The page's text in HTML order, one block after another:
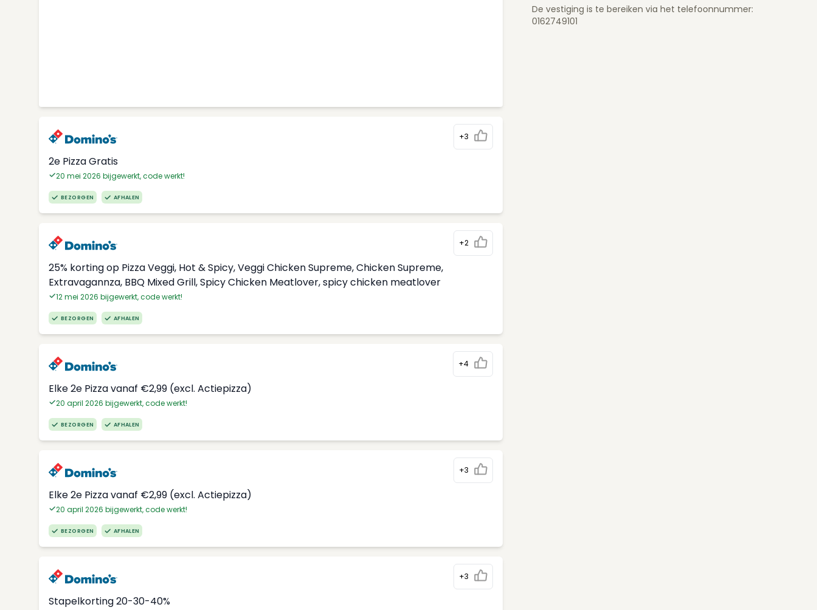
+3
2e Pizza Gratis
20 mei 2026 bijgewerkt, code werkt!
BEZORGEN AFHALEN
+2
25% korting op Pizza Veggi, Hot & Spicy, Veggi Chicken Supreme, Chicken Supreme,
Extravagannza, BBQ Mixed Grill, Spicy Chicken Meatlover, spicy chicken meatlover
12 mei 2026 bijgewerkt, code werkt!
BEZORGEN AFHALEN
+4
Elke 2e Pizza vanaf €2,99 (excl. Actiepizza)
20 april 2026 bijgewerkt, code werkt!
BEZORGEN AFHALEN
+3
Elke 2e Pizza vanaf €2,99 (excl. Actiepizza)
20 april 2026 bijgewerkt, code werkt!
BEZORGEN AFHALEN
+3
Stapelkorting 20-30-40%
De vestiging is te bereiken via het telefoonnummer:
0162749101